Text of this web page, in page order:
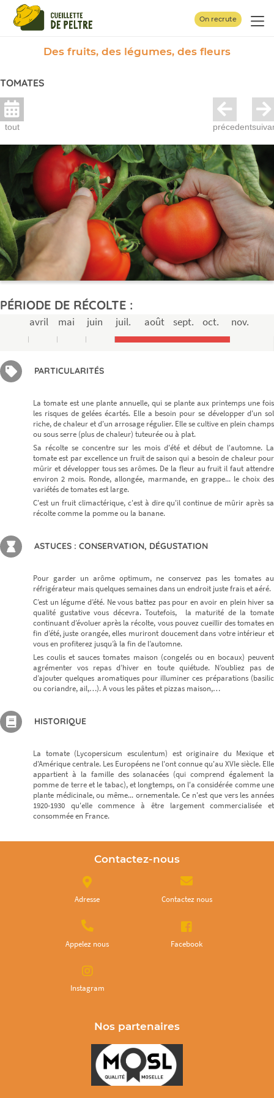
On recrute
Des fruits, des légumes, des fleurs
TOMATES
tout précedent
PÉRIODE DE RÉCOLTE :
avril mai juin juil. août sept. oct. nov.
PARTICULARITÉS
La tomate est une plante annuelle, qui se plante aux printemps une fois
les risques de gelées écartés. Elle a besoin pour se développer d'un sol
riche, de chaleur et d'un arrosage régulier. Elle se cultive en plein champs
ou sous serre (plus de chaleur) tuteurée ou à plat.
Sa récolte se concentre sur les mois d'été et début de l'automne. La
tomate est par excellence un fruit de saison qui a besoin de chaleur pour
mûrir et développer tous ses arômes. De la fleur au fruit il faut attendre
environ 2 mois. Ronde, allongée, marmande, en grappe... le choix des
variétés de tomates est large.
C'est un fruit climactérique, c'est à dire qu'il continue de mûrir après sa
récolte comme la pomme ou la banane.
ASTUCES : CONSERVATION, DÉGUSTATION
Pour garder un arôme optimum, ne conservez pas les tomates au
réfrigérateur mais quelques semaines dans un endroit juste frais et aéré.
C’est un légume d’été. Ne vous battez pas pour en avoir en plein hiver sa
qualité gustative vous décevra. Toutefois, la maturité de la tomate
continuant d’évoluer après la récolte, vous pouvez cueillir des tomates en
fin d’été, juste orangée, elles muriront doucement dans votre intérieur et
vous en profiterez jusqu’à la fin de l’automne.
Les coulis et sauces tomates maison (congelés ou en bocaux) peuvent
agrémenter vos repas d’hiver en toute quiétude. N’oubliez pas de
d’ajouter quelques aromatiques pour illuminer ces préparations (basilic
ou coriandre, ail,…). A vous les pâtes et pizzas maison,…
HISTORIQUE
La tomate (Lycopersicum esculentum) est originaire du Mexique et
d'Amérique centrale. Les Européens ne l'ont connue qu'au XVIe siècle. Elle
appartient à la famille des solanacées (qui comprend également la
pomme de terre et le tabac), et longtemps, on l'a considérée comme une
plante médicinale, ou même... ornementale. Ce n'est que vers les années
1920-1930 qu'elle commence à être largement commercialisée et
consommée en France.
Contactez-nous
Adresse Contactez nous
Appelez nous Facebook
Instagram
Nos partenaires
Panneau de gestion des cookies